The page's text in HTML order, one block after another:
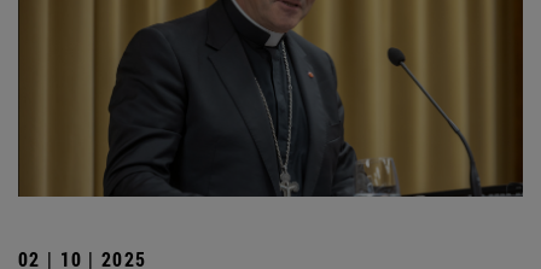
02 | 10 | 2025